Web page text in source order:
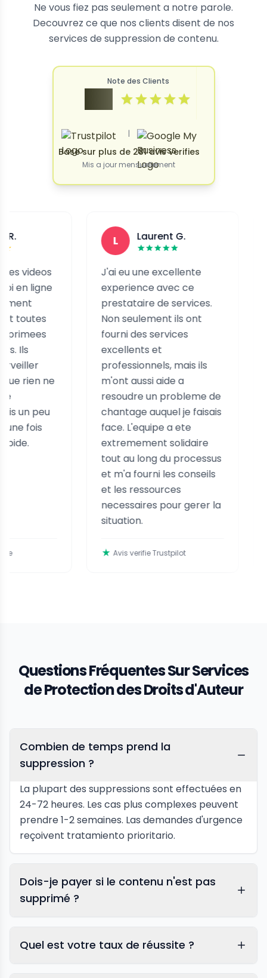
Ne vous fiez pas seulement a notre parole.
Decouvrez ce que nos clients disent de nos
services de suppression de contenu.
Note des Clients
|
Base sur plus de 281 avis verifies
Mis a jour mensuellement
ne
Laurent G.
J'ai eu une excellente
experience avec ce
prestataire de services.
Non seulement ils ont
fourni des services
excellents et
professionnels, mais ils
m'ont aussi aide a
resoudre un probleme de
chantage auquel je faisais
face. L'equipe a ete
extremement solidaire
tout au long du processus
et m'a fourni les conseils
et les ressources
necessaires pour gerer la
situation.
Avis verifie Trustpilot
Questions Fréquentes Sur Services
de Protection des Droits d'Auteur
Combien de temps prend la
suppression ?
La plupart des suppressions sont effectuées en
24-72 heures. Les cas plus complexes peuvent
prendre 1-2 semaines. Las demandes d'urgence
reçoivent tratamiento prioritario.
Dois-je payer si le contenu n'est pas
supprimé ?
Quel est votre taux de réussite ?